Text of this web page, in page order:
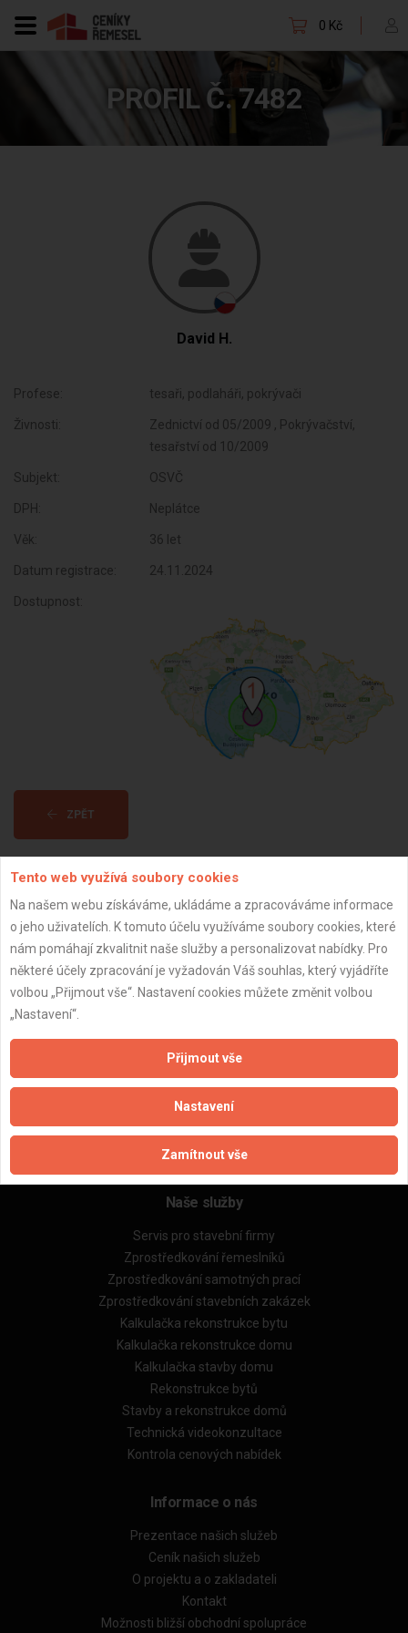
0 Kč
PROFIL Č. 7482
David H.
Profese: tesaři, podlaháři, pokrývači
Živnosti:
Zednictví od 05/2009 , Pokrývačství,
tesařství od 10/2009
Subjekt: OSVČ
DPH: Neplátce
Věk: 36 let
Datum registrace: 24.11.2024
Dostupnost:
ZPĚT
Aktualizováno z portálu ARES dne 24.11.2024 22:26:14
Důležité informace
Zásady pro používání souborů cookie
Obchodní podmínky (zprostředkování)
Obchodní podmínky (rozpočtování)
Reference
Naše excelové tabulky online
Naše služby
Servis pro stavební firmy
Zprostředkování řemeslníků
Zprostředkování samotných prací
Zprostředkování stavebních zakázek
Kalkulačka rekonstrukce bytu
Kalkulačka rekonstrukce domu
Kalkulačka stavby domu
Rekonstrukce bytů
Stavby a rekonstrukce domů
Technická videokonzultace
Kontrola cenových nabídek
Informace o nás
Prezentace našich služeb
Ceník našich služeb
O projektu a o zakladateli
Kontakt
Možnosti bližší obchodní spolupráce
Tento web využívá soubory cookies
Na našem webu získáváme, ukládáme a zpracováváme informace
o jeho uživatelích. K tomuto účelu využíváme soubory cookies, které
nám pomáhají zkvalitnit naše služby a personalizovat nabídky. Pro
některé účely zpracování je vyžadován Váš souhlas, který vyjádříte
volbou „Přijmout vše“. Nastavení cookies můžete změnit volbou
„Nastavení“.
Přijmout vše
Nastavení
Zamítnout vše